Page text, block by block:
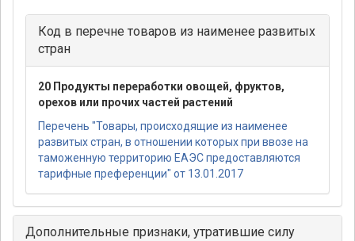
Код в перечне товаров из наименее развитых
стран
20 Продукты переработки овощей, фруктов,
орехов или прочих частей растений
Перечень "Товары, происходящие из наименее
развитых стран, в отношении которых при ввозе на
таможенную территорию ЕАЭС предоставляются
тарифные преференции" от 13.01.2017
Дополнительные признаки, утратившие силу